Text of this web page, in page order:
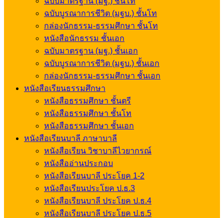
ฉบับบูรณาการชีวิต (มฐบ.) ชั้นโท
กล่องนักธรรม-ธรรมศึกษา ชั้นโท
หนังสือนักธรรม ชั้นเอก
ฉบับมาตรฐาน (มฐ.) ชั้นเอก
ฉบับบูรณาการชีวิต (มฐบ.) ชั้นเอก
กล่องนักธรรม-ธรรมศึกษา ชั้นเอก
หนังสือเรียนธรรมศึกษา
หนังสือธรรมศึกษา ชั้นตรี
หนังสือธรรมศึกษา ชั้นโท
หนังสือธรรมศึกษา ชั้นเอก
หนังสือเรียนบาลี ภาษาบาลี
หนังสือเรียน วิชาบาลีไวยากรณ์
หนังสืออ่านประกอบ
หนังสือเรียนบาลี ประโยค 1-2
หนังสือเรียนประโยค ป.ธ.3
หนังสือเรียนบาลี ประโยค ป.ธ.4
หนังสือเรียนบาลี ประโยค ป.ธ.5